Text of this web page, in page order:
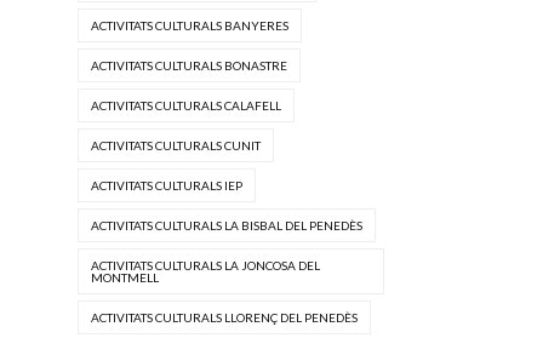
ACTIVITATS CULTURALS BANYERES
ACTIVITATS CULTURALS BONASTRE
ACTIVITATS CULTURALS CALAFELL
ACTIVITATS CULTURALS CUNIT
ACTIVITATS CULTURALS IEP
ACTIVITATS CULTURALS LA BISBAL DEL PENEDÈS
ACTIVITATS CULTURALS LA JONCOSA DEL
MONTMELL
ACTIVITATS CULTURALS LLORENÇ DEL PENEDÈS